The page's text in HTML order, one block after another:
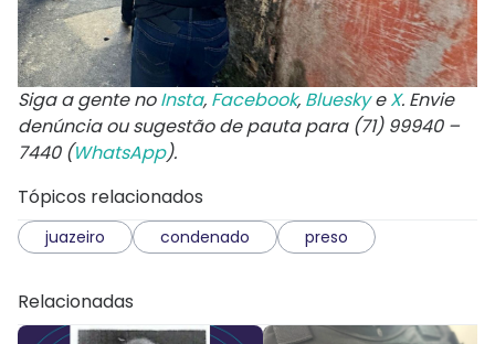
Siga a gente noInsta, Facebook, BlueskyeX. Envie
denúncia ou sugestão de pauta para (71) 99940 –
7440 (WhatsApp).
Tópicos relacionados
juazeiro condenado preso
Relacionadas